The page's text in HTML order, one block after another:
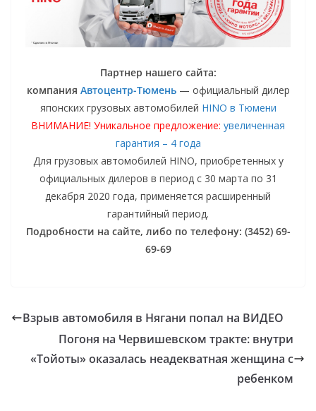
Партнер нашего сайта:
компания Автоцентр-Тюмень— официальный дилер
японских грузовых автомобилей HINO в Тюмени
ВНИМАНИЕ! Уникальное предложение: увеличенная
гарантия – 4 года
Для грузовых автомобилей HINO, приобретенных у
официальных дилеров в период с 30 марта по 31
декабря 2020 года, применяется расширенный
гарантийный период.
Подробности на сайте, либо по телефону: (3452) 69-
69-69
Взрыв автомобиля в Нягани попал на ВИДЕО
Погоня на Червишевском тракте: внутри
«Тойоты» оказалась неадекватная женщина с
ребенком